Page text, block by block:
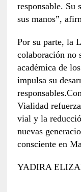
responsable. Su
sus manos”,
Por su parte, la
colaboración no
académica de
impulsa su
Vialidad
vial y la
nuevas
consciente en
YADIRA